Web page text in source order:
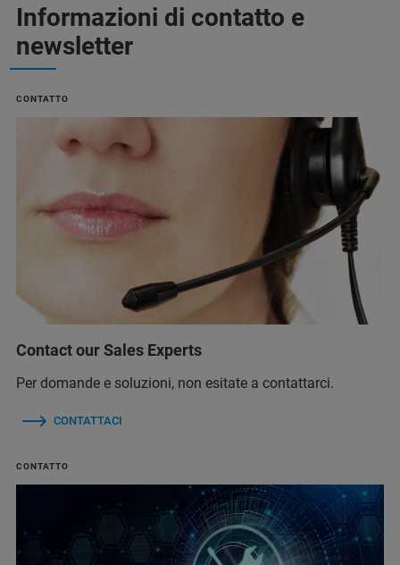
Informazioni di contatto e
newsletter
CONTATTO
Contact our Sales Experts
Per domande e soluzioni, non esitate a contattarci.
CONTATTACI
CONTATTO